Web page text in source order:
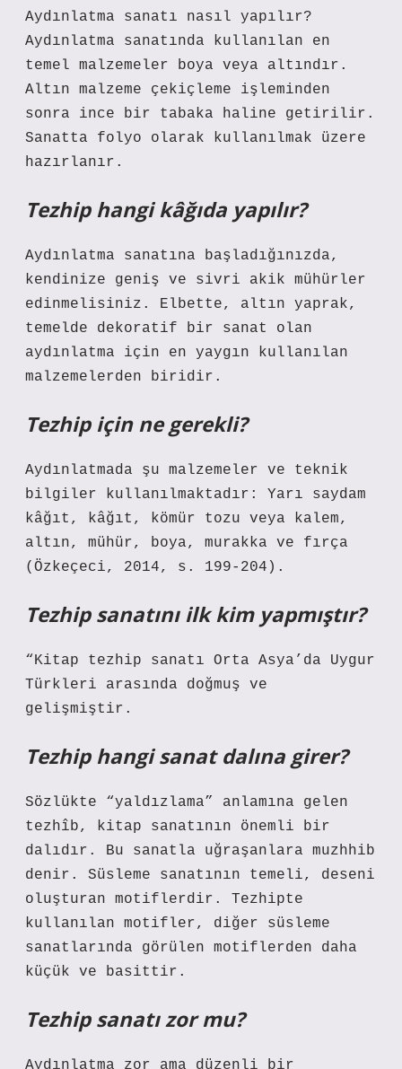
Aydınlatma sanatı nasıl yapılır?
Aydınlatma sanatında kullanılan en
temel malzemeler boya veya altındır.
Altın malzeme çekiçleme işleminden
sonra ince bir tabaka haline getirilir.
Sanatta folyo olarak kullanılmak üzere
hazırlanır.
Tezhip hangi kâğıda yapılır?
Aydınlatma sanatına başladığınızda,
kendinize geniş ve sivri akik mühürler
edinmelisiniz. Elbette, altın yaprak,
temelde dekoratif bir sanat olan
aydınlatma için en yaygın kullanılan
malzemelerden biridir.
Tezhip için ne gerekli?
Aydınlatmada şu malzemeler ve teknik
bilgiler kullanılmaktadır: Yarı saydam
kâğıt, kâğıt, kömür tozu veya kalem,
altın, mühür, boya, murakka ve fırça
(Özkeçeci, 2014, s. 199-204).
Tezhip sanatını ilk kim yapmıştır?
“Kitap tezhip sanatı Orta Asya’da Uygur
Türkleri arasında doğmuş ve
gelişmiştir.
Tezhip hangi sanat dalına girer?
Sözlükte “yaldızlama” anlamına gelen
tezhîb, kitap sanatının önemli bir
dalıdır. Bu sanatla uğraşanlara muzhhib
denir. Süsleme sanatının temeli, deseni
oluşturan motiflerdir. Tezhipte
kullanılan motifler, diğer süsleme
sanatlarında görülen motiflerden daha
küçük ve basittir.
Tezhip sanatı zor mu?
Aydınlatma zor ama düzenli bir